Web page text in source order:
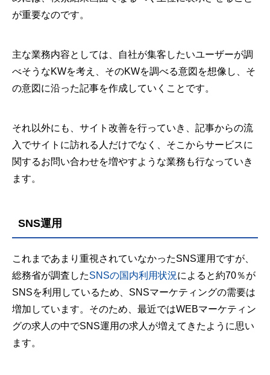
が重要なのです。
主な業務内容としては、自社が集客したいユーザーが調
べそうなKWを考え、そのKWを調べる意図を想像し、そ
の意図に沿った記事を作成していくことです。
それ以外にも、サイト改善を行っていき、記事からの流
入でサイトに訪れる人だけでなく、そこからサービスに
関するお問い合わせを増やすような業務も行なっていき
ます。
SNS運用
これまであまり重視されていなかったSNS運用ですが、
総務省が調査したSNSの国内利用状況によると約70％が
SNSを利用しているため、SNSマーケティングの需要は
増加しています。そのため、最近ではWEBマーケティン
グの求人の中でSNS運用の求人が増えてきたように思い
ます。